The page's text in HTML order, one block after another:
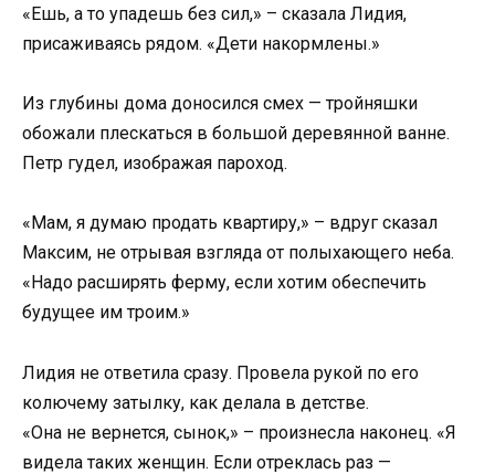
«Ешь, а то упадешь без сил,» – сказала Лидия,
присаживаясь рядом. «Дети накормлены.»
Из глубины дома доносился смех — тройняшки
обожали плескаться в большой деревянной ванне.
Петр гудел, изображая пароход.
«Мам, я думаю продать квартиру,» – вдруг сказал
Максим, не отрывая взгляда от полыхающего неба.
«Надо расширять ферму, если хотим обеспечить
будущее им троим.»
Лидия не ответила сразу. Провела рукой по его
колючему затылку, как делала в детстве.
«Она не вернется, сынок,» – произнесла наконец. «Я
видела таких женщин. Если отреклась раз —